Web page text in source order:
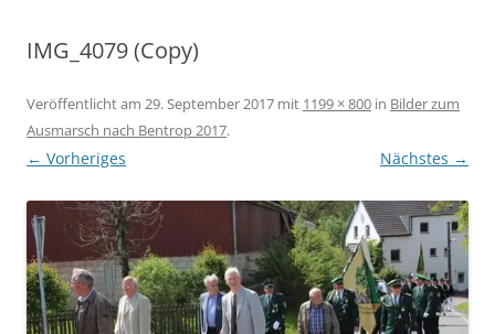
IMG_4079 (Copy)
Veröffentlicht am 29. September 2017 mit 1199 × 800 in Bilder zum
Ausmarsch nach Bentrop 2017.
← Vorheriges Nächstes →